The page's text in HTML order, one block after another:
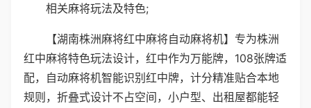
相关麻将玩法及特色;
【湖南株洲麻将红中麻将自动麻将机】专为株洲
红中麻将特色玩法设计，红中作为万能牌，108张牌适
配，自动麻将机智能识别红中牌，计分精准贴合本地
规则，折叠式设计不占空间，小户型、出租屋都能轻